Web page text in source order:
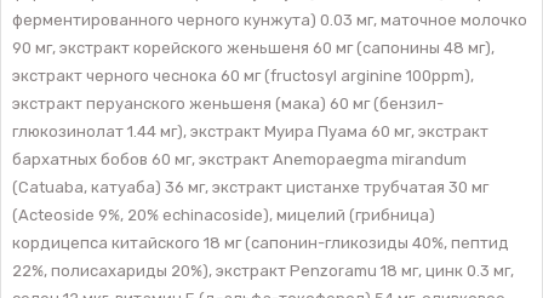
ферментированного черного кунжута) 0.03 мг, маточное молочко
90 мг, экстракт корейского женьшеня 60 мг (сапонины 48 мг),
экстракт черного чеснока 60 мг (fructosyl arginine 100ppm),
экстракт перуанского женьшеня (мака) 60 мг (бензил-
глюкозинолат 1.44 мг), экстракт Муира Пуама 60 мг, экстракт
бархатных бобов 60 мг, экстракт Anemopaegma mirandum
(Catuaba, катуаба) 36 мг, экстракт цистанхе трубчатая 30 мг
(Acteoside 9%, 20% echinacoside), мицелий (грибница)
кордицепса китайского 18 мг (сапонин-гликозиды 40%, пептид
22%, полисахариды 20%), экстракт Penzoramu 18 мг, цинк 0.3 мг,